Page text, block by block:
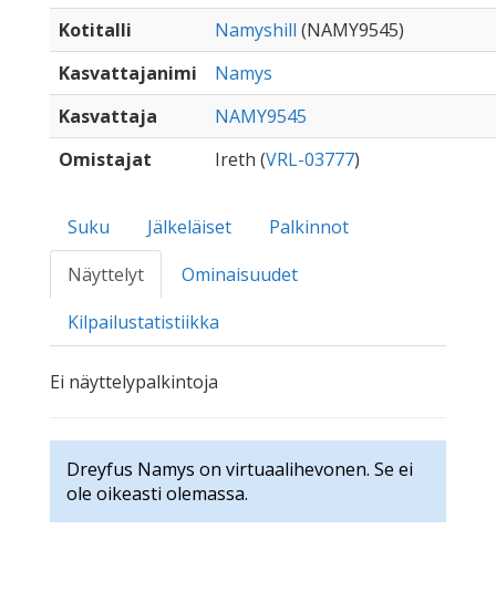
Kotitalli
Namyshill (NAMY9545)
Kasvattajanimi
Namys
Kasvattaja
NAMY9545
Omistajat
Ireth (VRL-03777)
Suku Jälkeläiset
Palkinnot
Näyttelyt
Ominaisuudet
Kilpailustatistiikka
Ei näyttelypalkintoja
Dreyfus Namys on virtuaalihevonen. Se ei
ole oikeasti olemassa.